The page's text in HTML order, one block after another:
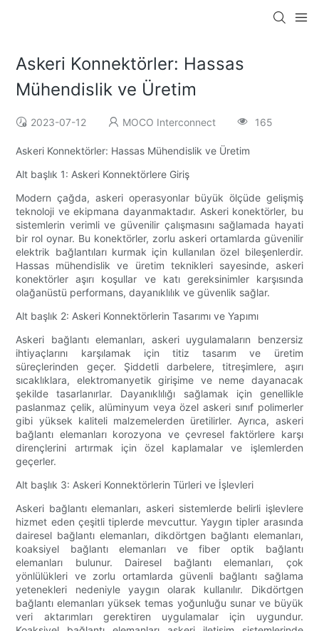
Askeri Konnektörler: Hassas
Mühendislik ve Üretim
2023-07-12 MOCO Interconnect 165
Askeri Konnektörler: Hassas Mühendislik ve Üretim
Alt başlık 1: Askeri Konnektörlere Giriş
Modern çağda, askeri operasyonlar büyük ölçüde gelişmiş
teknoloji ve ekipmana dayanmaktadır. Askeri konektörler, bu
sistemlerin verimli ve güvenilir çalışmasını sağlamada hayati
bir rol oynar. Bu konektörler, zorlu askeri ortamlarda güvenilir
elektrik bağlantıları kurmak için kullanılan özel bileşenlerdir.
Hassas mühendislik ve üretim teknikleri sayesinde, askeri
konektörler aşırı koşullar ve katı gereksinimler karşısında
olağanüstü performans, dayanıklılık ve güvenlik sağlar.
Alt başlık 2: Askeri Konnektörlerin Tasarımı ve Yapımı
Askeri bağlantı elemanları, askeri uygulamaların benzersiz
ihtiyaçlarını karşılamak için titiz tasarım ve üretim
süreçlerinden geçer. Şiddetli darbelere, titreşimlere, aşırı
sıcaklıklara, elektromanyetik girişime ve neme dayanacak
şekilde tasarlanırlar. Dayanıklılığı sağlamak için genellikle
paslanmaz çelik, alüminyum veya özel askeri sınıf polimerler
gibi yüksek kaliteli malzemelerden üretilirler. Ayrıca, askeri
bağlantı elemanları korozyona ve çevresel faktörlere karşı
dirençlerini artırmak için özel kaplamalar ve işlemlerden
geçerler.
Alt başlık 3: Askeri Konnektörlerin Türleri ve İşlevleri
Askeri bağlantı elemanları, askeri sistemlerde belirli işlevlere
hizmet eden çeşitli tiplerde mevcuttur. Yaygın tipler arasında
dairesel bağlantı elemanları, dikdörtgen bağlantı elemanları,
koaksiyel bağlantı elemanları ve fiber optik bağlantı
elemanları bulunur. Dairesel bağlantı elemanları, çok
yönlülükleri ve zorlu ortamlarda güvenli bağlantı sağlama
yetenekleri nedeniyle yaygın olarak kullanılır. Dikdörtgen
bağlantı elemanları yüksek temas yoğunluğu sunar ve büyük
veri aktarımları gerektiren uygulamalar için uygundur.